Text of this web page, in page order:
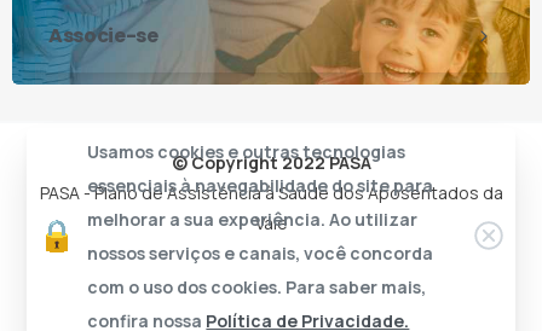
Associe-se
© Copyright 2022 PASA
PASA - Plano de Assistência à Saúde dos Aposentados da
Vale
Usamos cookies e outras tecnologias
essenciais à navegabilidade do site para
melhorar a sua experiência. Ao utilizar
nossos serviços e canais, você concorda
com o uso dos cookies. Para saber mais,
confira nossa Política de Privacidade.